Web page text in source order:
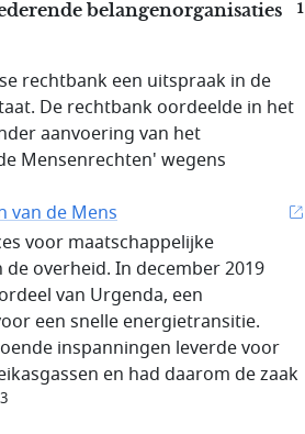
belangenorganisaties
1
rechtbank een uitspraak in de
De rechtbank oordeelde in het
aanvoering van het
Mensenrechten' wegens
van de Mens
voor maatschappelijke
overheid. In december 2019
van Urgenda, een
een snelle energietransitie.
inspanningen leverde voor
en had daarom de zaak
3